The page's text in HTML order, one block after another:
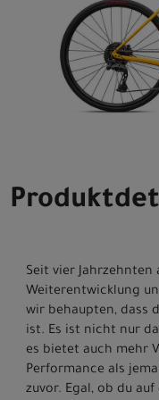
Seit vier
Weiterentwicklung
wir behaupten, dass
ist. Es ist nicht nur
es bietet auch mehr
Performance als
zuvor. Egal, ob du